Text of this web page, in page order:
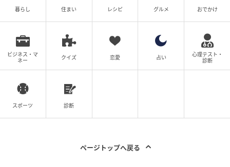
暮らし 住まい レシピ グルメ おでかけ
ビジネス・マ
ネー
クイズ 恋愛 占い
心理テスト・
診断
スポーツ 診断
ページトップへ戻る